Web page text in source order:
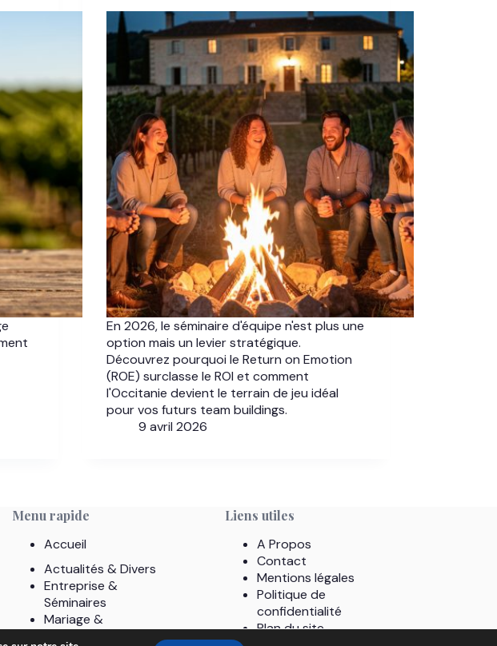
En 2026, le séminaire d'équipe n'est plus une
option mais un levier stratégique.
Découvrez pourquoi le Return on Emotion
(ROE) surclasse le ROI et comment
l'Occitanie devient le terrain de jeu idéal
pour vos futurs team buildings.
9 avril 2026
Menu rapide
Accueil
Actualités & Divers
Entreprise &
Séminaires
Mariage &
Liens utiles
A Propos
Contact
Mentions légales
Politique de
confidentialité
Plan du site